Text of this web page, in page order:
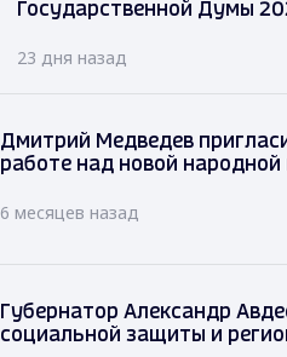
Государственной Думы
23 дня назад
Дмитрий Медведев
работе над новой
6 месяцев назад
Губернатор Александр
социальной защиты и